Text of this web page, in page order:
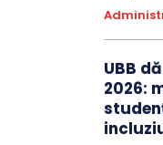
UBB
2026: